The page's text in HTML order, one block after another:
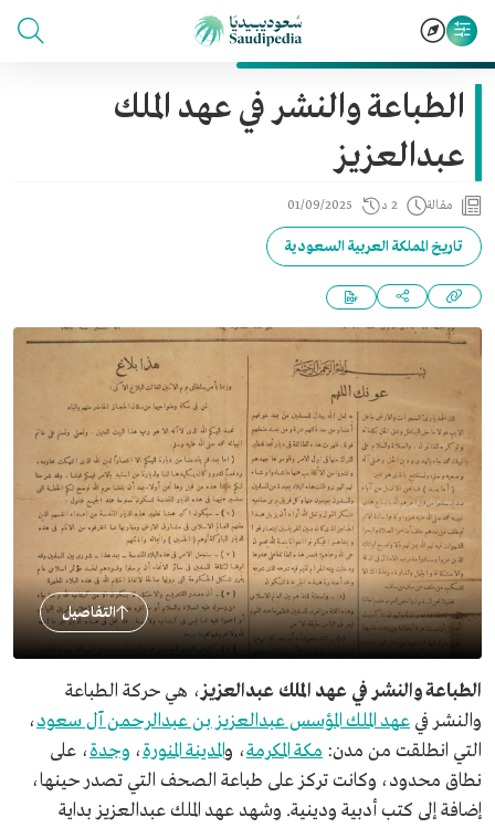
الطباعة والنشر في عهد الملك
عبدالعزيز
مقالة 2 د 01/09/2025
تاريخ المملكة العربية السعودية
التفاصيل
الطباعة والنشر في عهد الملك عبدالعزيز، هي حركة الطباعة
والنشر في عهد الملك المؤسس عبدالعزيز بن عبدالرحمن آل سعود،
التي انطلقت من مدن: مكة المكرمة، والمدينة المنورة، وجدة، على
نطاق محدود، وكانت تركز على طباعة الصحف التي تصدر حينها،
إضافة إلى كتب أدبية ودينية. وشهد عهد الملك عبدالعزيز بداية